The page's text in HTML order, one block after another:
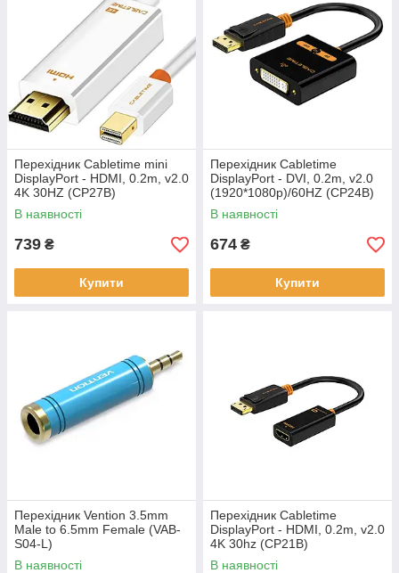
Перехідник Сabletime mini
DisplayPort - HDMI, 0.2m, v2.0
4K 30HZ (CP27B)
В наявності
739 ₴
Купити
Перехідник Сabletime
DisplayPort - DVI, 0.2m, v2.0
(1920*1080p)/60HZ (CP24B)
В наявності
674 ₴
Купити
Перехідник Vention 3.5mm
Male to 6.5mm Female (VAB-
S04-L)
В наявності
Перехідник Сabletime
DisplayPort - HDMI, 0.2m, v2.0
4K 30hz (CP21B)
В наявності